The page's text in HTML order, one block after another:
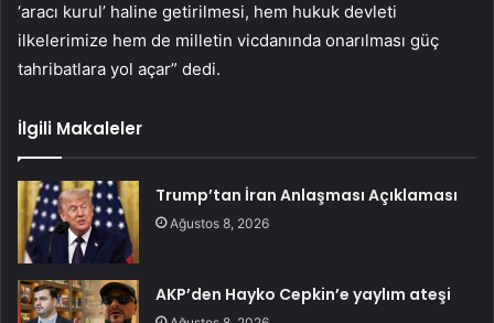
‘aracı kurul’ haline getirilmesi, hem hukuk devleti
ilkelerimize hem de milletin vicdanında onarılması güç
tahribatlara yol açar” dedi.
İlgili Makaleler
Trump’tan İran Anlaşması Açıklaması
Ağustos 8, 2026
AKP’den Hayko Cepkin’e yaylım ateşi